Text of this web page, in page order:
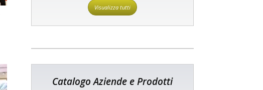
Visualizza tutti
Catalogo Aziende e Prodotti